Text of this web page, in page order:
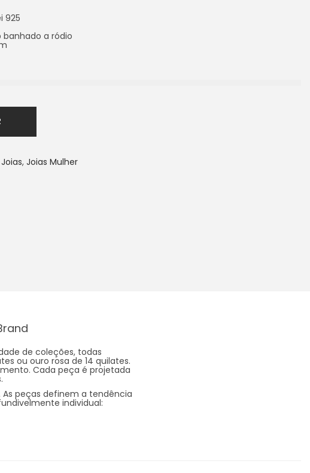
925
banhado a ródio
Joias, Joias Mulher
de coleções, todas
ou ouro rosa de 14 quilates.
Cada peça é projetada
peças definem a tendência
individual: